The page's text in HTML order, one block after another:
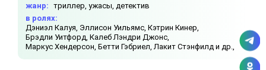
жанр: триллер, ужасы, детектив
в ролях:
Дэниэл Калуя, Эллисон Уильямс, Кэтрин Кинер,
Брэдли Уитфорд, Калеб Лэндри Джонс,
Маркус Хендерсон, Бетти Гэбриел, Лакит Стэнфилд и др.,